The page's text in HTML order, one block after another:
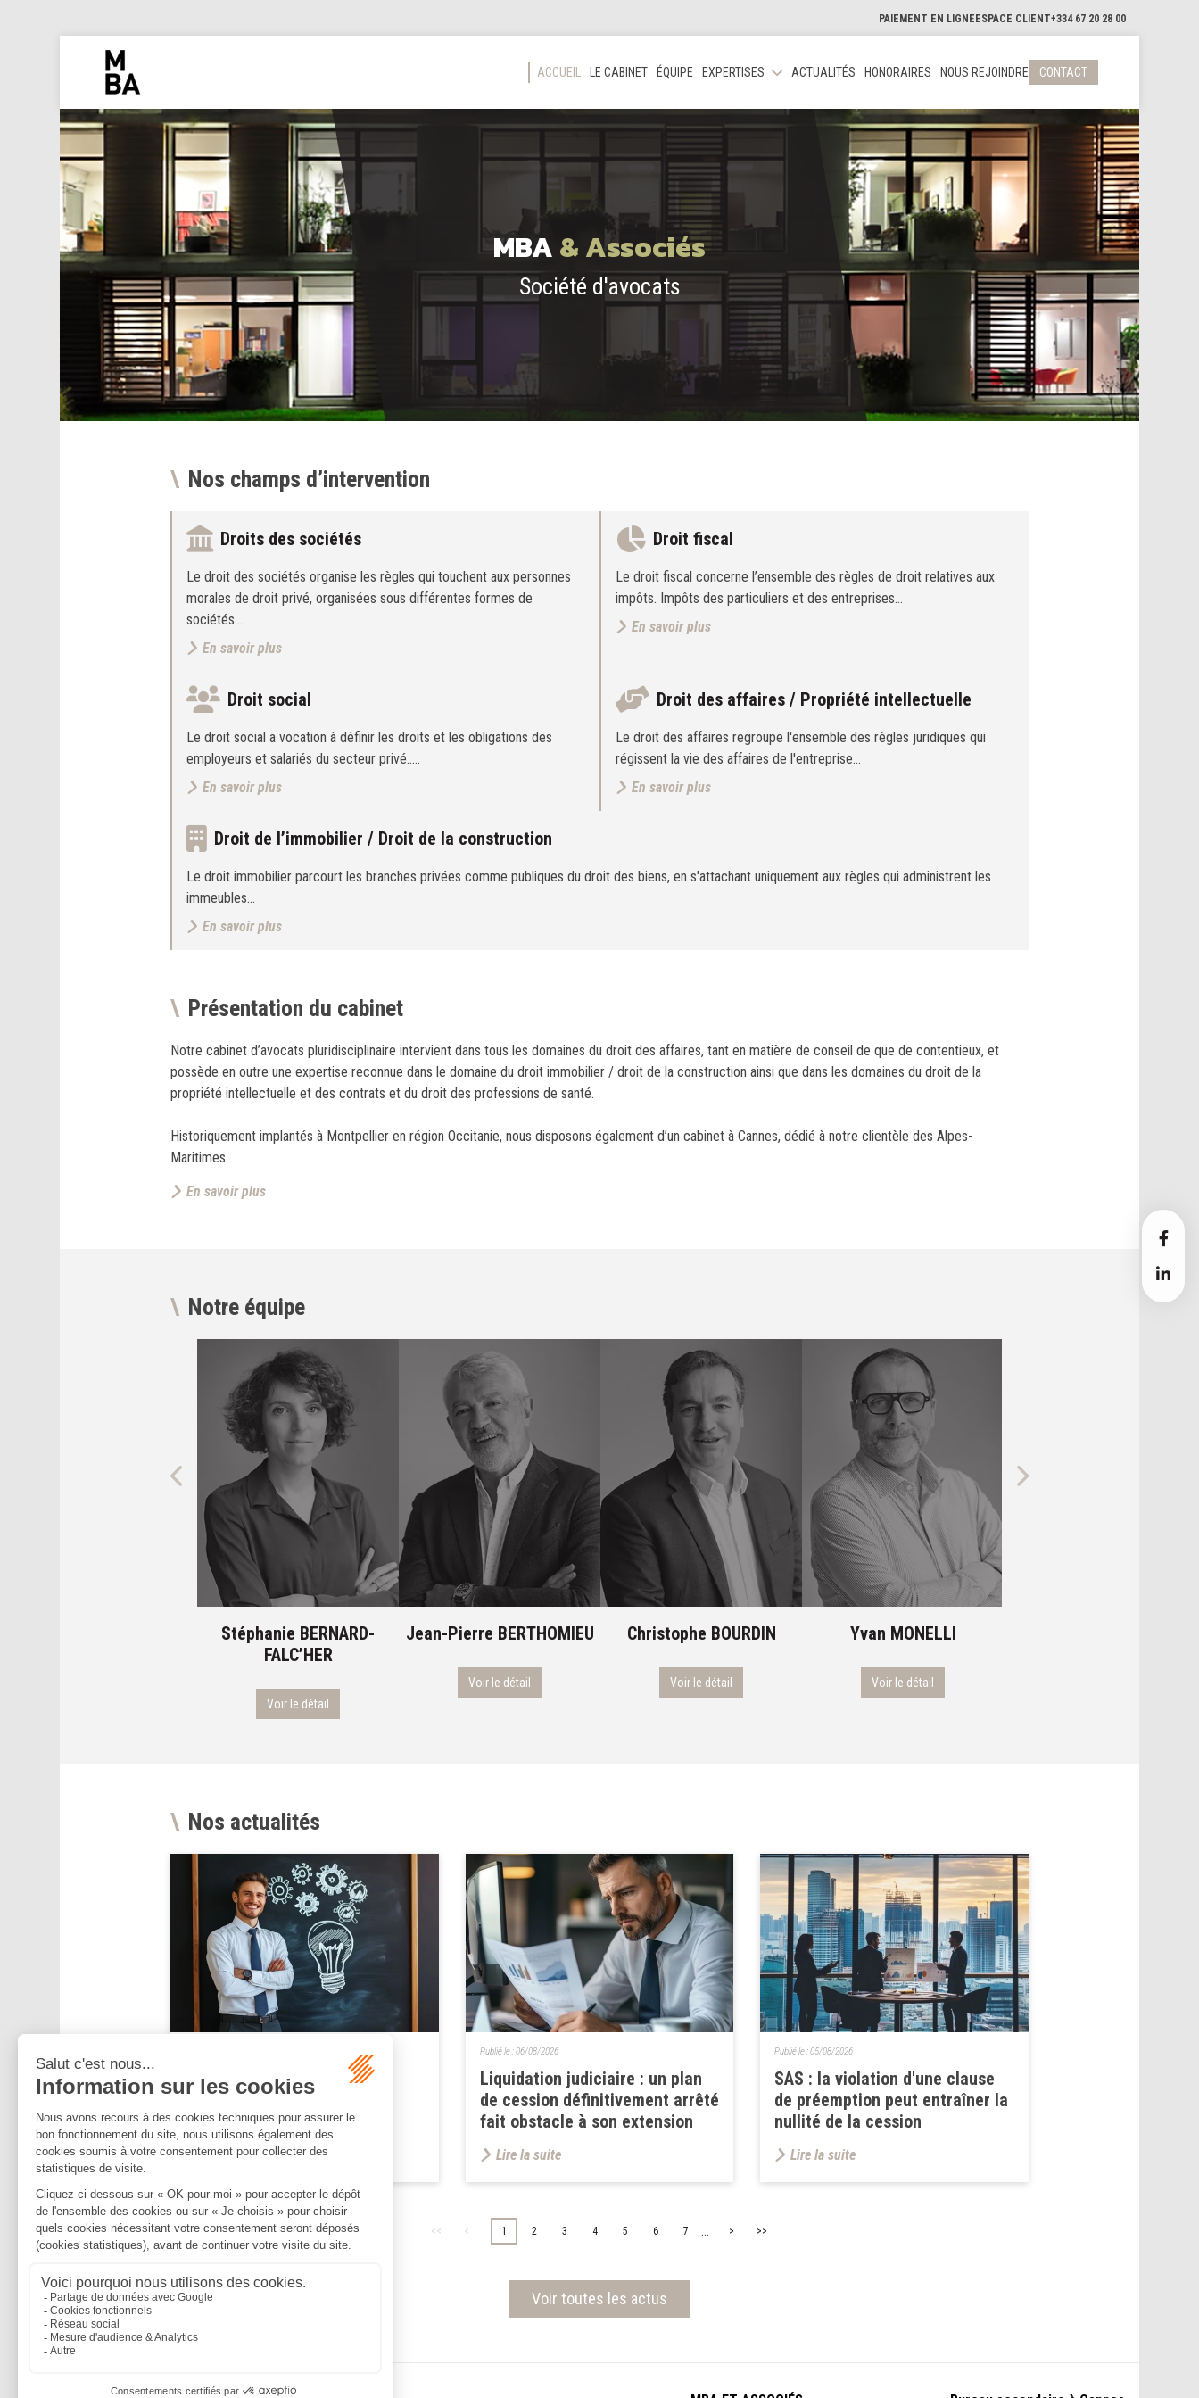
PAIEMENT EN LIGNE ESPACE CLIENT+334 67 20 28 00
ACCUEIL LE CABINET ÉQUIPE EXPERTISES ACTUALITÉS HONORAIRES NOUS REJOINDRE CONTACT
MBA& Associés
Société d'avocats
Nos champs d’intervention
Droits des sociétés
Le droit des sociétés organise les règles qui touchent aux personnes
morales de droit privé, organisées sous différentes formes de
sociétés…
En savoir plus
Droit fiscal
Le droit fiscal concerne l’ensemble des règles de droit relatives aux
impôts. Impôts des particuliers et des entreprises…
En savoir plus
Droit social
Le droit social a vocation à définir les droits et les obligations des
employeurs et salariés du secteur privé..…
En savoir plus
Droit des affaires / Propriété intellectuelle
Le droit des affaires regroupe l'ensemble des règles juridiques qui
régissent la vie des affaires de l'entreprise…
En savoir plus
Droit de l’immobilier / Droit de la construction
Le droit immobilier parcourt les branches privées comme publiques du droit des biens, en s'attachant uniquement aux règles qui administrent les
immeubles…
En savoir plus
Présentation du cabinet
Notre cabinet d’avocats pluridisciplinaire intervient dans tous les domaines du droit des affaires, tant en matière de conseil de que de contentieux, et
possède en outre une expertise reconnue dans le domaine du droit immobilier / droit de la construction ainsi que dans les domaines du droit de la
propriété intellectuelle et des contrats et du droit des professions de santé.
Historiquement implantés à Montpellier en région Occitanie, nous disposons également d’un cabinet à Cannes, dédié à notre clientèle des Alpes-
Maritimes.
En savoir plus
Notre équipe
Stéphanie BERNARD-
FALC’HER
Voir le détail
Jean-Pierre BERTHOMIEU
Voir le détail
Christophe BOURDIN
Voir le détail
Yvan MONELLI
Voir le détail
Nos actualités
Eliyan lève 145 millions de
dollars pour connecter les
puces IA
Lire la suite
Liquidation judiciaire : un plan
de cession définitivement arrêté
fait obstacle à son extension
Publié le :06/08/2026
Lire la suite
SAS : la violation d'une clause
de préemption peut entraîner la
nullité de la cession
Publié le :05/08/2026
Lire la suite
<< < 1 2 3 4 5 6 7 ... > >>
Voir toutes les actus